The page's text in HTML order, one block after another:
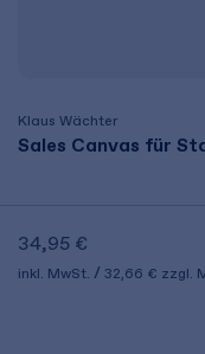
Klaus Wächter
Sales Canvas für
34,95 €
inkl. MwSt. 32,66 € zzgl.